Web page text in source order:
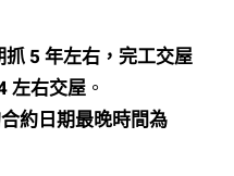
5 年左右，完工交屋
左右交屋 。
約日期最晚時間為